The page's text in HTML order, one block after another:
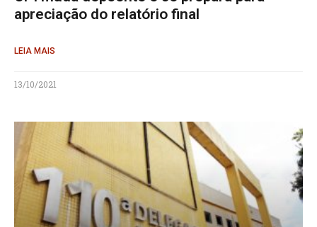
apreciação do relatório final
LEIA MAIS
13/10/2021